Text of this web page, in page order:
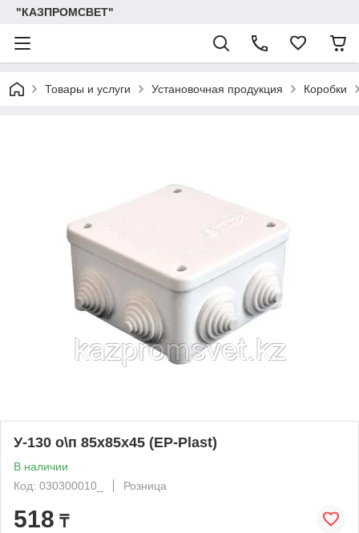
"КАЗПРОМСВЕТ"
Товары и услуги Установочная продукция Коробки
У-130 о\п 85х85х45 (EP-Plast)
В наличии
Код: 030300010_
Розница
518 ₸